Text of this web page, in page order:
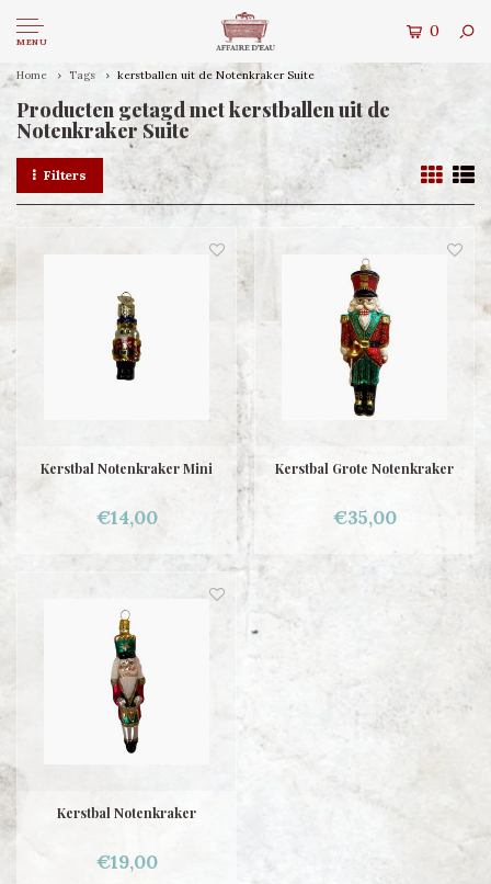
MENU
0
Home Tags kerstballen uit de Notenkraker Suite
Producten getagd met kerstballen uit de
Notenkraker Suite
Filters
Kerstbal Notenkraker Mini
€14,00
Kerstbal Grote Notenkraker
€35,00
Kerstbal Notenkraker
€19,00